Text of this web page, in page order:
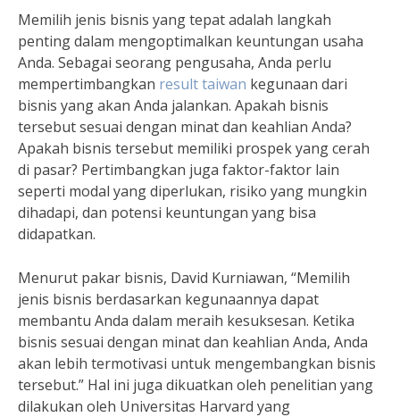
Memilih jenis bisnis yang tepat adalah langkah
penting dalam mengoptimalkan keuntungan usaha
Anda. Sebagai seorang pengusaha, Anda perlu
mempertimbangkan result taiwan kegunaan dari
bisnis yang akan Anda jalankan. Apakah bisnis
tersebut sesuai dengan minat dan keahlian Anda?
Apakah bisnis tersebut memiliki prospek yang cerah
di pasar? Pertimbangkan juga faktor-faktor lain
seperti modal yang diperlukan, risiko yang mungkin
dihadapi, dan potensi keuntungan yang bisa
didapatkan.
Menurut pakar bisnis, David Kurniawan, “Memilih
jenis bisnis berdasarkan kegunaannya dapat
membantu Anda dalam meraih kesuksesan. Ketika
bisnis sesuai dengan minat dan keahlian Anda, Anda
akan lebih termotivasi untuk mengembangkan bisnis
tersebut.” Hal ini juga dikuatkan oleh penelitian yang
dilakukan oleh Universitas Harvard yang